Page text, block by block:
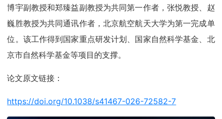
博宇副教授和郑臻益副教授为共同第一作者，张悦教授、赵
巍胜教授为共同通讯作者，北京航空航天大学为第一完成单
位。该工作得到国家重点研发计划、国家自然科学基金、北
京市自然科学基金等项目的支撑。
论文原文链接：
https://doi.org/10.1038/s41467-026-72582-7